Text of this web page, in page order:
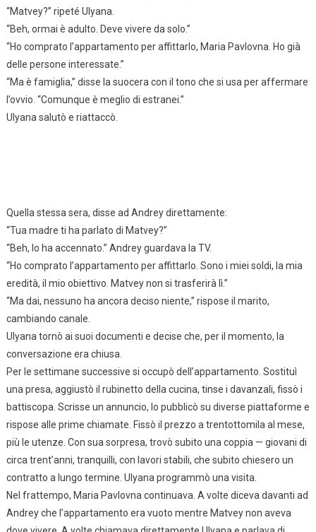
“Matvey?” ripeté Ulyana.
“Beh, ormai è adulto. Deve vivere da solo.”
“Ho comprato l’appartamento per affittarlo, Maria Pavlovna. Ho già
delle persone interessate.”
“Ma è famiglia,” disse la suocera con il tono che si usa per affermare
l’ovvio. “Comunque è meglio di estranei.”
Ulyana salutò e riattaccò.
Quella stessa sera, disse ad Andrey direttamente:
“Tua madre ti ha parlato di Matvey?”
“Beh, lo ha accennato.” Andrey guardava la TV.
“Ho comprato l’appartamento per affittarlo. Sono i miei soldi, la mia
eredità, il mio obiettivo. Matvey non si trasferirà lì.”
“Ma dai, nessuno ha ancora deciso niente,” rispose il marito,
cambiando canale.
Ulyana tornò ai suoi documenti e decise che, per il momento, la
conversazione era chiusa.
Per le settimane successive si occupò dell’appartamento. Sostituì
una presa, aggiustò il rubinetto della cucina, tinse i davanzali, fissò i
battiscopa. Scrisse un annuncio, lo pubblicò su diverse piattaforme e
rispose alle prime chiamate. Fissò il prezzo a trentottomila al mese,
più le utenze. Con sua sorpresa, trovò subito una coppia — giovani di
circa trent’anni, tranquilli, con lavori stabili, che subito chiesero un
contratto a lungo termine. Ulyana programmò una visita.
Nel frattempo, Maria Pavlovna continuava. A volte diceva davanti ad
Andrey che l’appartamento era vuoto mentre Matvey non aveva